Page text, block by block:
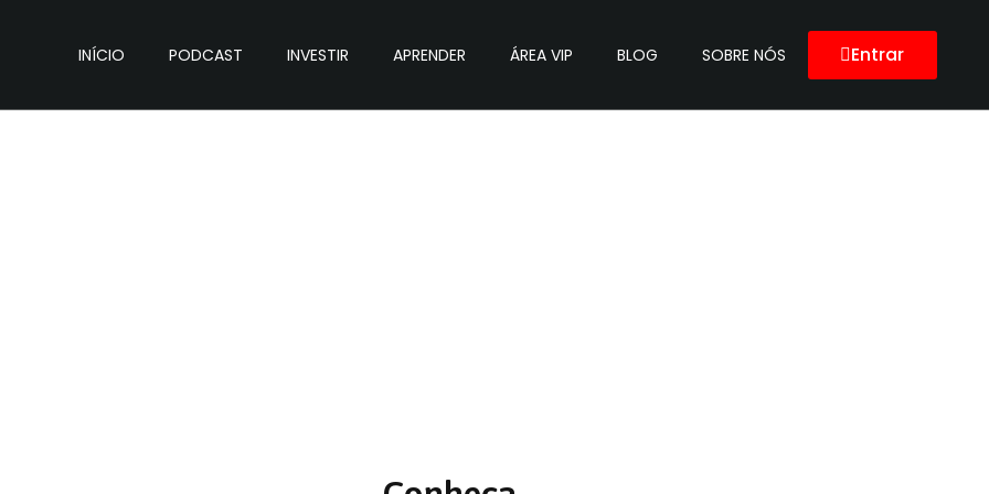
INÍCIO PODCAST INVESTIR APRENDER ÁREA VIP BLOG SOBRE NÓS Entrar